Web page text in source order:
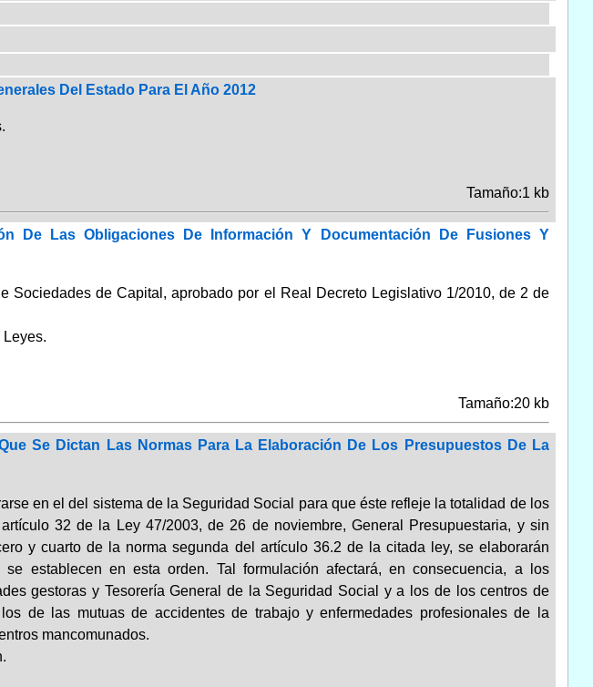
Del Estado Para El Año 2012
Tamaño:1 kb
De Las Obligaciones De Información Y Documentación De Fusiones Y
Sociedades de Capital, aprobado por el Real Decreto Legislativo 1/2010, de 2 de
Leyes.
Tamaño:20 kb
Se Dictan Las Normas Para La Elaboración De Los Presupuestos De La
en el del sistema de la Seguridad Social para que éste refleje la totalidad de los
32 de la Ley 47/2003, de 26 de noviembre, General Presupuestaria, y sin
y cuarto de la norma segunda del artículo 36.2 de la citada ley, se elaborarán
establecen en esta orden. Tal formulación afectará, en consecuencia, a los
gestoras y Tesorería General de la Seguridad Social y a los de los centros de
de las mutuas de accidentes de trabajo y enfermedades profesionales de la
mancomunados.